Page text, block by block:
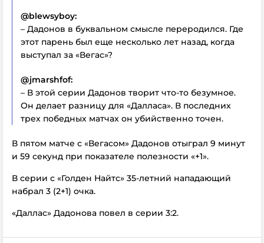
@blewsyboy:
– Дадонов в буквальном смысле переродился. Где
этот парень был еще несколько лет назад, когда
выступал за «Вегас»?
@jmarshfof:
– В этой серии Дадонов творит что-то безумное.
Он делает разницу для «Далласа». В последних
трех победных матчах он убийственно точен.
В пятом матче с «Вегасом» Дадонов отыграл 9 минут
и 59 секунд при показателе полезности «+1».
В серии с «Голден Найтс» 35-летний нападающий
набрал 3 (2+1) очка.
«Даллас» Дадонова повел в серии 3:2.